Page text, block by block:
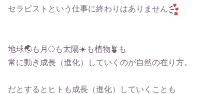
セラピストという仕事に終わりはありません
地球🌏も月🌕も太陽☀️も植物🪴も
常に動き成長（進化）していくのが自然の在り方。
だとするとヒトも成長（進化）していくことも